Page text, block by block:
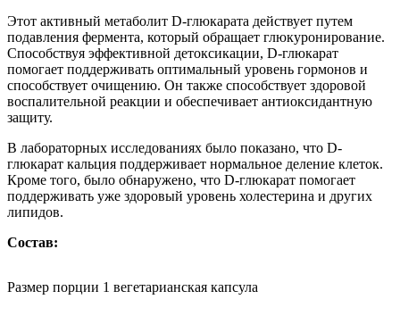
Этот активный метаболит D-глюкарата действует путем
подавления фермента, который обращает глюкуронирование.
Способствуя эффективной детоксикации, D-глюкарат
помогает поддерживать оптимальный уровень гормонов и
способствует очищению. Он также способствует здоровой
воспалительной реакции и обеспечивает антиоксидантную
защиту.
В лабораторных исследованиях было показано, что D-
глюкарат кальция поддерживает нормальное деление клеток.
Кроме того, было обнаружено, что D-глюкарат помогает
поддерживать уже здоровый уровень холестерина и других
липидов.
Состав:
Размер порции 1 вегетарианская капсула